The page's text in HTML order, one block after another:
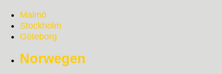
Malmö
Stockholm
Göteborg
Norwegen